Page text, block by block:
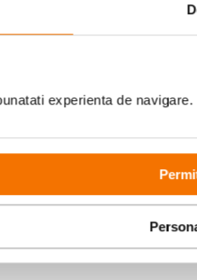
experienta de